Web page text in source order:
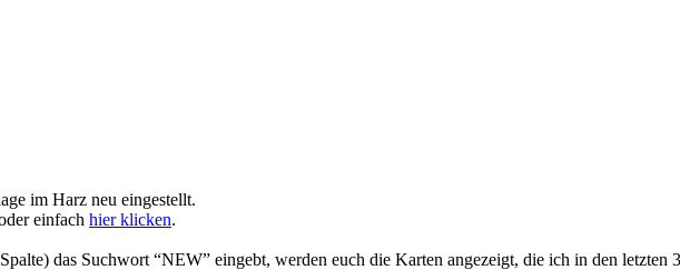
im Harz neu eingestellt.
einfach hier klicken.
das Suchwort “NEW” eingebt, werden euch die Karten angezeigt, die ich in den letzten